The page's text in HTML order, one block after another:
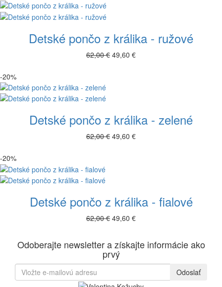
Detské pončo z králika - ružové
62,00 € 49,60 €
-20%
Detské pončo z králika - zelené
62,00 € 49,60 €
-20%
Detské pončo z králika - fialové
62,00 € 49,60 €
Odoberajte newsletter a získajte informácie ako
prvý
Odoslať